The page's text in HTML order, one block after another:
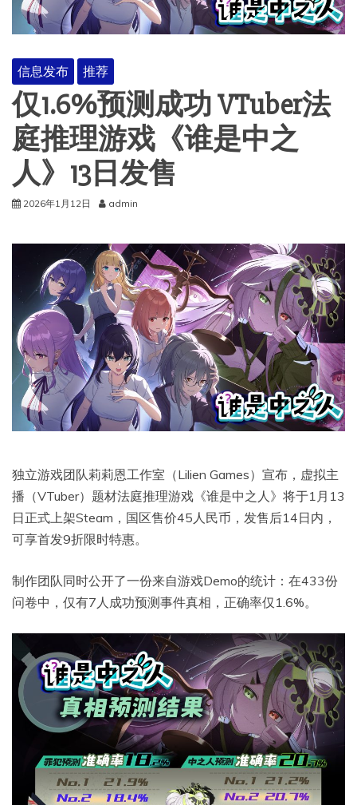
信息发布 推荐
仅1.6%预测成功 VTuber法
庭推理游戏《谁是中之
人》13日发售
2026年1月12日 admin
独立游戏团队莉莉恩工作室（Lilien Games）宣布，虚拟主
播（VTuber）题材法庭推理游戏《谁是中之人》将于1月13
日正式上架Steam，国区售价45人民币，发售后14日内，
可享首发9折限时特惠。
制作团队同时公开了一份来自游戏Demo的统计：在433份
问卷中，仅有7人成功预测事件真相，正确率仅1.6%。